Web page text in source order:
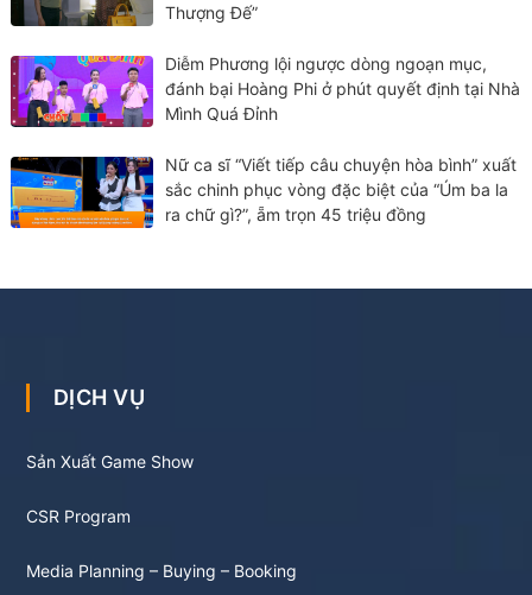
Thượng Đế”
Diễm Phương lội ngược dòng ngoạn mục,
đánh bại Hoàng Phi ở phút quyết định tại Nhà
Mình Quá Đỉnh
Nữ ca sĩ “Viết tiếp câu chuyện hòa bình” xuất
sắc chinh phục vòng đặc biệt của “Úm ba la
ra chữ gì?”, ẵm trọn 45 triệu đồng
DỊCH VỤ
Sản Xuất Game Show
CSR Program
Media Planning – Buying – Booking